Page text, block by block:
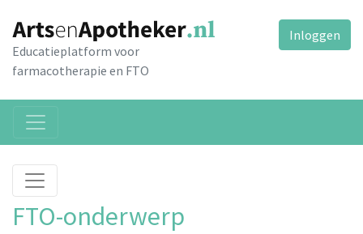
Educatieplatform voor
farmacotherapie en FTO
Inloggen
FTO-onderwerp